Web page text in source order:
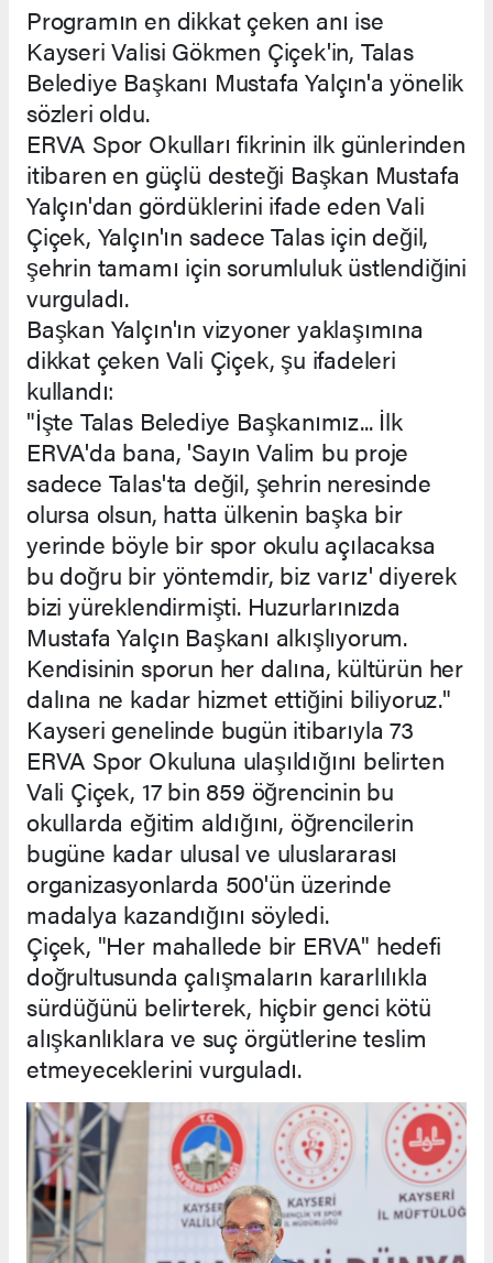
Programın en dikkat çeken anı ise
Kayseri Valisi Gökmen Çiçek'in, Talas
Belediye Başkanı Mustafa Yalçın'a yönelik
sözleri oldu.
ERVA Spor Okulları fikrinin ilk günlerinden
itibaren en güçlü desteği Başkan Mustafa
Yalçın'dan gördüklerini ifade eden Vali
Çiçek, Yalçın'ın sadece Talas için değil,
şehrin tamamı için sorumluluk üstlendiğini
vurguladı.
Başkan Yalçın'ın vizyoner yaklaşımına
dikkat çeken Vali Çiçek, şu ifadeleri
kullandı:
"İşte Talas Belediye Başkanımız... İlk
ERVA'da bana, 'Sayın Valim bu proje
sadece Talas'ta değil, şehrin neresinde
olursa olsun, hatta ülkenin başka bir
yerinde böyle bir spor okulu açılacaksa
bu doğru bir yöntemdir, biz varız' diyerek
bizi yüreklendirmişti. Huzurlarınızda
Mustafa Yalçın Başkanı alkışlıyorum.
Kendisinin sporun her dalına, kültürün her
dalına ne kadar hizmet ettiğini biliyoruz."
Kayseri genelinde bugün itibarıyla 73
ERVA Spor Okuluna ulaşıldığını belirten
Vali Çiçek, 17 bin 859 öğrencinin bu
okullarda eğitim aldığını, öğrencilerin
bugüne kadar ulusal ve uluslararası
organizasyonlarda 500'ün üzerinde
madalya kazandığını söyledi.
Çiçek, "Her mahallede bir ERVA" hedefi
doğrultusunda çalışmaların kararlılıkla
sürdüğünü belirterek, hiçbir genci kötü
alışkanlıklara ve suç örgütlerine teslim
etmeyeceklerini vurguladı.